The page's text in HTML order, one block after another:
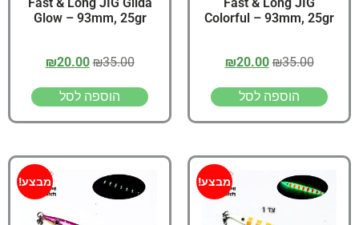
Colorful – 93mm, 25gr
₪35.00
₪20.00
הוספה לסל
Glow – 93mm, 25gr
₪35.00
₪20.00
הוספה לסל
מבצע! מבצע!